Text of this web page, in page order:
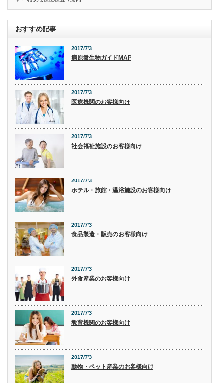
おすすめ記事
2017/7/3
病原微生物ガイドMAP
2017/7/3
医療機関のお客様向け
2017/7/3
社会福祉施設のお客様向け
2017/7/3
ホテル・旅館・温浴施設のお客様向け
2017/7/3
食品製造・販売のお客様向け
2017/7/3
外食産業のお客様向け
2017/7/3
教育機関のお客様向け
2017/7/3
動物・ペット産業のお客様向け